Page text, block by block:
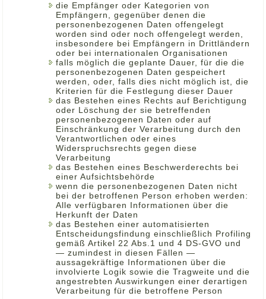
die Empfänger oder Kategorien von
Empfängern, gegenüber denen die
personenbezogenen Daten offengelegt
worden sind oder noch offengelegt werden,
insbesondere bei Empfängern in Drittländern
oder bei internationalen Organisationen
falls möglich die geplante Dauer, für die die
personenbezogenen Daten gespeichert
werden, oder, falls dies nicht möglich ist, die
Kriterien für die Festlegung dieser Dauer
das Bestehen eines Rechts auf Berichtigung
oder Löschung der sie betreffenden
personenbezogenen Daten oder auf
Einschränkung der Verarbeitung durch den
Verantwortlichen oder eines
Widerspruchsrechts gegen diese
Verarbeitung
das Bestehen eines Beschwerderechts bei
einer Aufsichtsbehörde
wenn die personenbezogenen Daten nicht
bei der betroffenen Person erhoben werden:
Alle verfügbaren Informationen über die
Herkunft der Daten
das Bestehen einer automatisierten
Entscheidungsfindung einschließlich Profiling
gemäß Artikel 22 Abs.1 und 4 DS-GVO und
— zumindest in diesen Fällen —
aussagekräftige Informationen über die
involvierte Logik sowie die Tragweite und die
angestrebten Auswirkungen einer derartigen
Verarbeitung für die betroffene Person